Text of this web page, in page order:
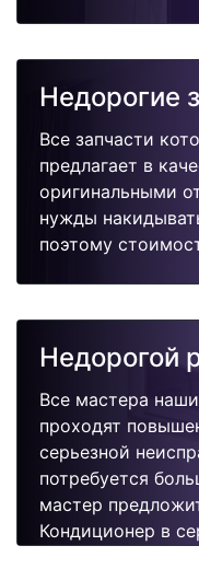
Недорогие
Все запчасти
предлагает в
оригинальными
нужды
поэтому
Недорогой
Все мастера
проходят
серьезной
потребуется
мастер
Кондиционер в